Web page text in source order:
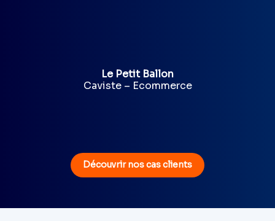
Le Petit Ballon
Caviste – Ecommerce
Découvrir nos cas clients